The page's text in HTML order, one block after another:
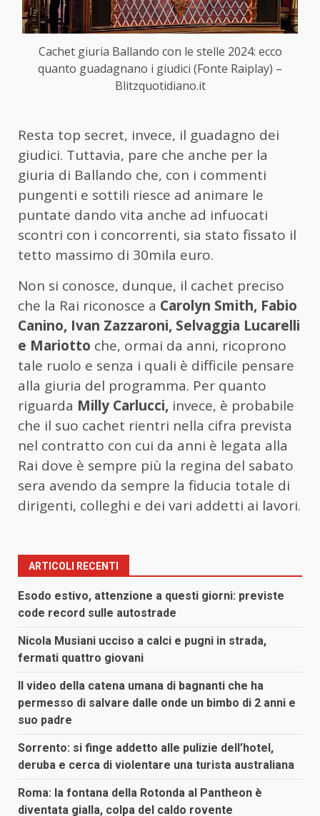
Cachet giuria Ballando con le stelle 2024: ecco
quanto guadagnano i giudici (Fonte Raiplay) –
Blitzquotidiano.it
Resta top secret, invece, il guadagno dei
giudici. Tuttavia, pare che anche per la
giuria di Ballando che, con i commenti
pungenti e sottili riesce ad animare le
puntate dando vita anche ad infuocati
scontri con i concorrenti, sia stato fissato il
tetto massimo di 30mila euro.
Non si conosce, dunque, il cachet preciso
che la Rai riconosce a Carolyn Smith, Fabio
Canino, Ivan Zazzaroni, Selvaggia Lucarelli
e Mariotto che, ormai da anni, ricoprono
tale ruolo e senza i quali è difficile pensare
alla giuria del programma. Per quanto
riguarda Milly Carlucci, invece, è probabile
che il suo cachet rientri nella cifra prevista
nel contratto con cui da anni è legata alla
Rai dove è sempre più la regina del sabato
sera avendo da sempre la fiducia totale di
dirigenti, colleghi e dei vari addetti ai lavori.
ARTICOLI RECENTI
Esodo estivo, attenzione a questi giorni: previste
code record sulle autostrade
Nicola Musiani ucciso a calci e pugni in strada,
fermati quattro giovani
Il video della catena umana di bagnanti che ha
permesso di salvare dalle onde un bimbo di 2 anni e
suo padre
Sorrento: si finge addetto alle pulizie dell’hotel,
deruba e cerca di violentare una turista australiana
Roma: la fontana della Rotonda al Pantheon è
diventata gialla, colpa del caldo rovente